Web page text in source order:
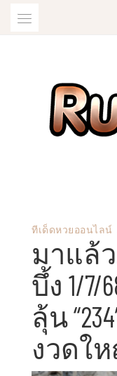
ออนไลน์
ทีเด็ดหวยออนไลน์
มาแล้
บึ้ง 1/
ลุ้น
งวดใ